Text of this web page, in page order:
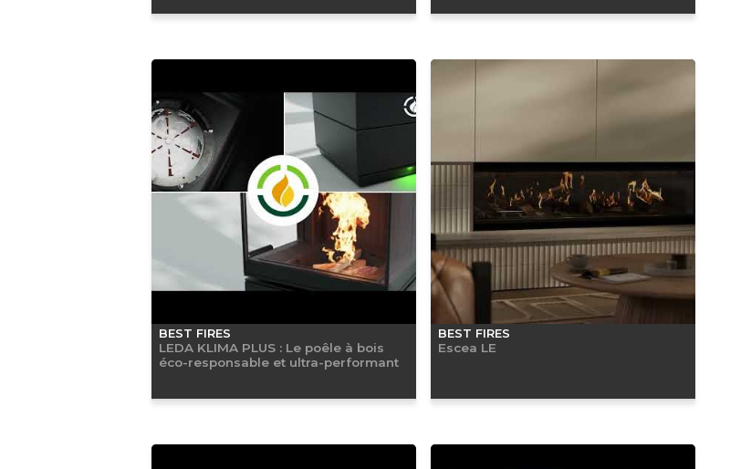
BEST FIRES
LEDA KLIMA PLUS : Le poêle à bois
éco-responsable et ultra-performant
BEST FIRES
Escea LE